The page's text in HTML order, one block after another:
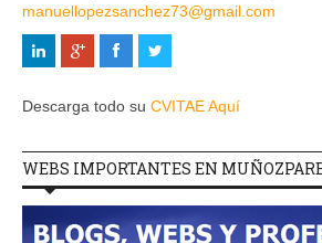
manuellopezsanchez73@gmail.com
Descarga todo su CVITAE Aquí
WEBS IMPORTANTES EN